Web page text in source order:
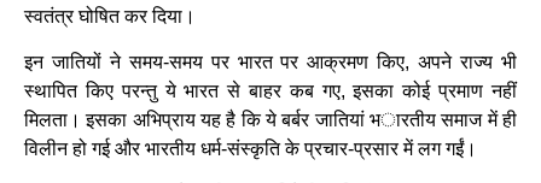
स्वतंत्र घोषित कर दिया।
इन जातियों ने समय-समय पर भारत पर आक्रमण किए, अपने राज्य भी
स्थापित किए परन्तु ये भारत से बाहर कब गए, इसका कोई प्रमाण नहीं
मिलता। इसका अभिप्राय यह है कि ये बर्बर जातियां भारतीय समाज में ही
विलीन हो गई और भारतीय धर्म-संस्कृति के प्रचार-प्रसार में लग गईं।